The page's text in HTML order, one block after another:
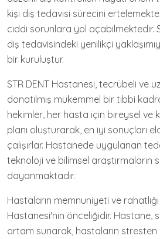
kişi diş tedavisi sürecini
ciddi sorunlara yol açabilmektedir.
diş tedavisindeki yenilikçi
bir kuruluştur.
STR DENT Hastanesi, tecrübeli ve
donatılmış mükemmel bir tıbbi
hekimler, her hasta için bireysel ve
planı oluşturarak, en iyi sonuçları
çalışırlar. Hastanede uygulanan
teknoloji ve bilimsel araştırmaların
dayanmaktadır.
Hastaların memnuniyeti ve rahatlığı
Hastanesi'nin önceliğidir. Hastane,
ortam sunarak, hastaların stresten